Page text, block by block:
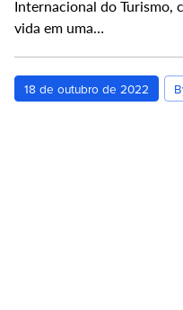
Internacional do Turismo,
vida em uma…
18 de outubro de 2022